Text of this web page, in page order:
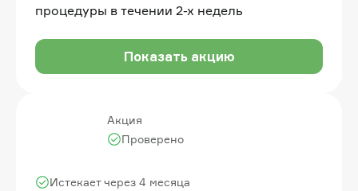
процедуры в течении 2-х недель
Показать акцию
Акция
Истекает через 4 месяца
Проверено